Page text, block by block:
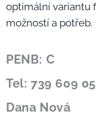
optimální variantu
možností a potřeb.
PENB: C
Tel: 739 609
Dana Nová